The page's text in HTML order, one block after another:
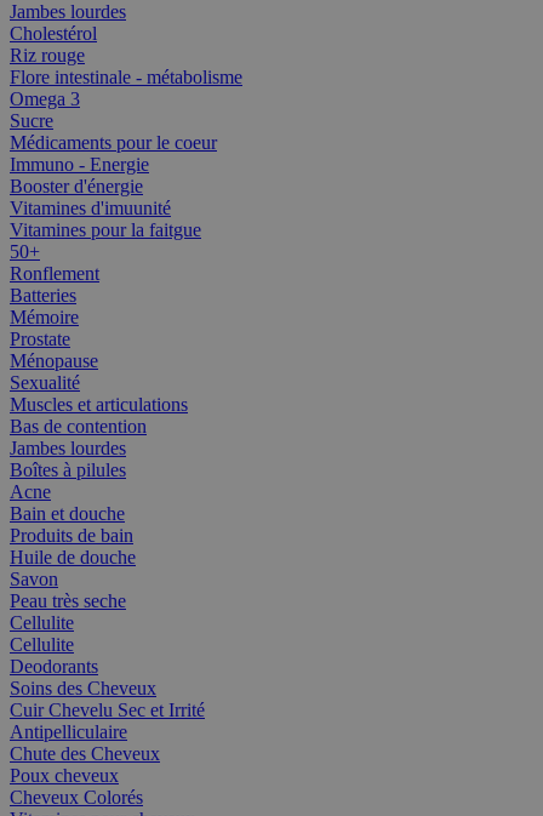
Jambes lourdes
Cholestérol
Riz rouge
Flore intestinale - métabolisme
Omega 3
Sucre
Médicaments pour le coeur
Immuno - Energie
Booster d'énergie
Vitamines d'imuunité
Vitamines pour la faitgue
50+
Ronflement
Batteries
Mémoire
Prostate
Ménopause
Sexualité
Muscles et articulations
Bas de contention
Jambes lourdes
Boîtes à pilules
Acne
Bain et douche
Produits de bain
Huile de douche
Savon
Peau très seche
Cellulite
Cellulite
Deodorants
Soins des Cheveux
Cuir Chevelu Sec et Irrité
Antipelliculaire
Chute des Cheveux
Poux cheveux
Cheveux Colorés